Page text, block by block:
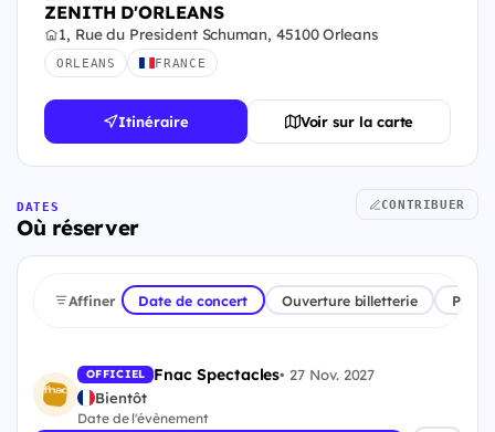
ZENITH D'ORLEANS
1, Rue du President Schuman, 45100 Orleans
ORLEANS FRANCE
Itinéraire Voir sur la carte
DATES
Où réserver
CONTRIBUER
Affiner Date de concert Ouverture billetterie
OFFICIEL Fnac Spectacles• 27 Nov. 2027
Bientôt
Date de l'évènement